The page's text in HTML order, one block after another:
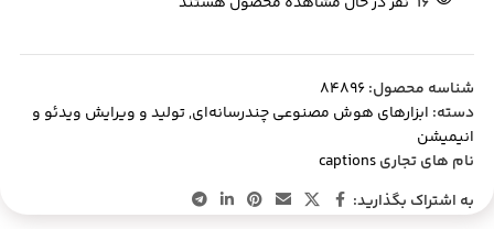
شناسه محصول:84896
دسته: ابزارهای هوش مصنوعی چندرسانه‌ای,تولید و ویرایش ویدئو و
انیمیشن
نام های تجاریcaptions
به اشتراک بگذارید: